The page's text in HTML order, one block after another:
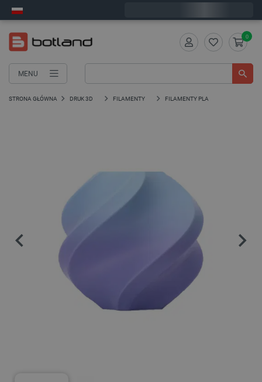
MENU
0
STRONA GŁÓWNA DRUK 3D FILAMENTY FILAMENTY PLA